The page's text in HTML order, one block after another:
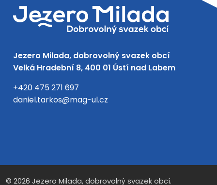
Jezero Milada, dobrovolný svazek obcí
Velká Hradební 8, 400 01 Ústí nad Labem
+420 475 271 697
daniel.tarkos@mag-ul.cz
© 2026 Jezero Milada, dobrovolný svazek obcí.